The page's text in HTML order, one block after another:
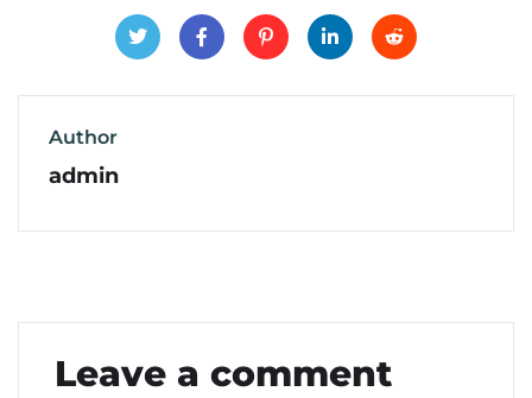
Author
admin
Leave a comment